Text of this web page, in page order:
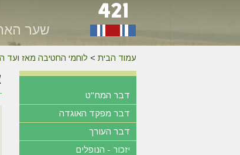
שער
עמוד הבית > לוחמי החטיבה מאז ועד
דבר המח"ט
דבר מפקד האוגדה
דבר העורך
יזכור - הנופלים